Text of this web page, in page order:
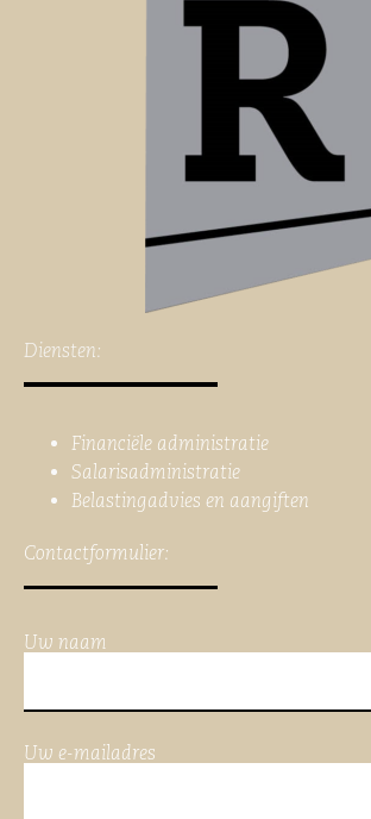
Diensten:
Financiële administratie
Salarisadministratie
Belastingadvies en aangiften
Contactformulier:
Uw naam
Uw e-mailadres